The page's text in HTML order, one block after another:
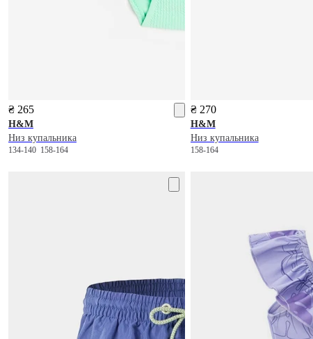
₴ 265
H&M
Низ купальника
134-140 158-164
₴ 270
H&M
Низ купальника
158-164